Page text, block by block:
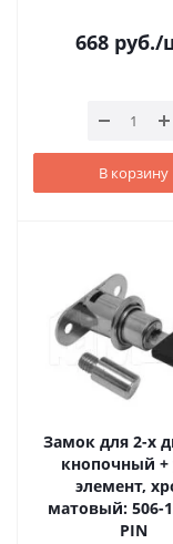
668руб./
В корзину
Замок для 2-х
кнопочный +
элемент,
матовый: 506-
PIN